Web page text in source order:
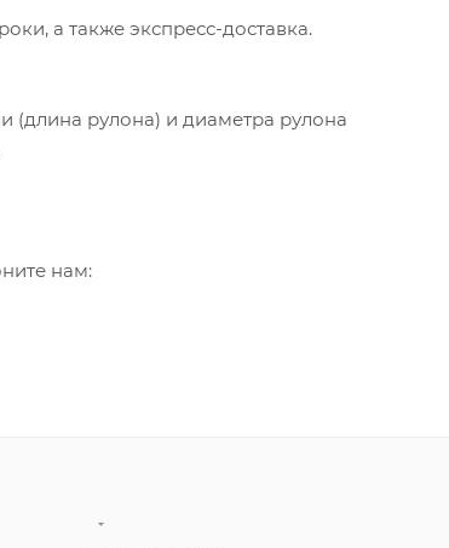
а также экспресс-доставка.
(длина рулона) и диаметра рулона
нам: